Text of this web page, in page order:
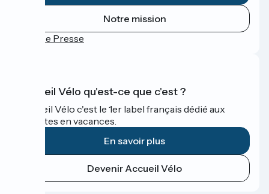
Notre mission
Espace Presse
Accueil Vélo qu'est-ce que c'est ?
Accueil Vélo c'est le 1er label français dédié aux
cyclistes en vacances.
En savoir plus
Devenir Accueil Vélo